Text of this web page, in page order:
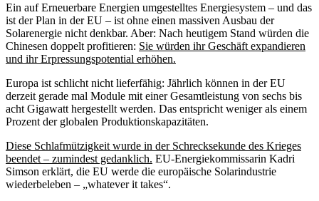
Ein auf Erneuerbare Energien umgestelltes Energiesystem – und das
ist der Plan in der EU – ist ohne einen massiven Ausbau der
Solarenergie nicht denkbar. Aber: Nach heutigem Stand würden die
Chinesen doppelt profitieren: Sie würden ihr Geschäft expandieren
und ihr Erpressungspotential erhöhen.
Europa ist schlicht nicht lieferfähig: Jährlich können in der EU
derzeit gerade mal Module mit einer Gesamtleistung von sechs bis
acht Gigawatt hergestellt werden. Das entspricht weniger als einem
Prozent der globalen Produktionskapazitäten.
Diese Schlafmützigkeit wurde in der Schrecksekunde des Krieges
beendet – zumindest gedanklich. EU-Energiekommissarin Kadri
Simson erklärt, die EU werde die europäische Solarindustrie
wiederbeleben – „whatever it takes“.